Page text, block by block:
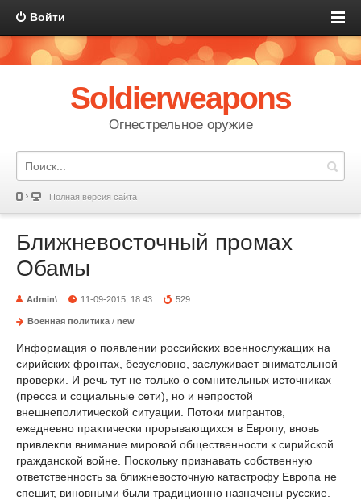
Войти
Soldierweapons
Огнестрельное оружие
Полная версия сайта
Ближневосточный промах
Обамы
Admin\ 11-09-2015, 18:43 529
Военная политика / new
Информация о появлении российских военнослужащих на
сирийских фронтах, безусловно, заслуживает внимательной
проверки. И речь тут не только о сомнительных источниках
(пресса и социальные сети), но и непростой
внешнеполитической ситуации. Потоки мигрантов,
ежедневно практически прорывающихся в Европу, вновь
привлекли внимание мировой общественности к сирийской
гражданской войне. Поскольку признавать собственную
ответственность за ближневосточную катастрофу Европа не
спешит, виновными были традиционно назначены русские.